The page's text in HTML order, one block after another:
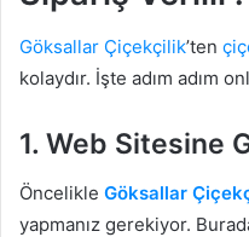
Göksallar Çiçekçilik’ten
kolaydır. İşte adım adım
1. Web Sitesine
Öncelikle Göksallar
yapmanız gerekiyor.